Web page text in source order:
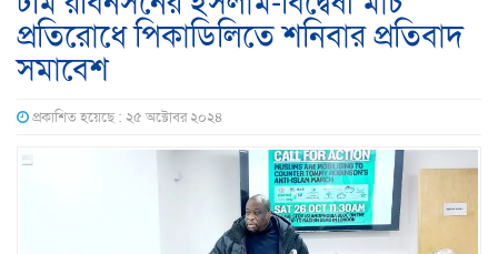
প্রতিরোধে পিকাডিলিতে শনিবার প্রতিবাদ
সমাবেশ
প্রকাশিত হয়েছে : ২৫ অক্টোবর ২০২৪